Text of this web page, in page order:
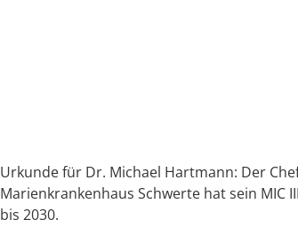
Urkunde für Dr. Michael Hartmann: Der
Marienkrankenhaus Schwerte hat sein MIC
bis 2030.